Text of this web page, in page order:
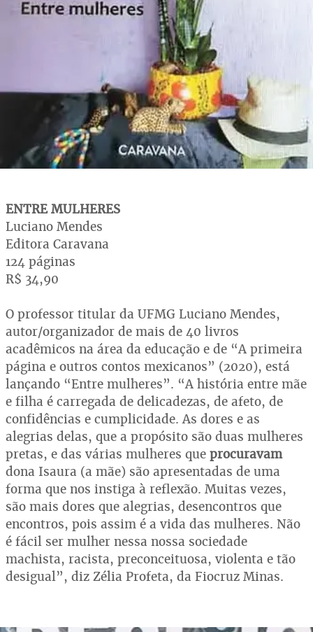
ENTRE MULHERES
Luciano Mendes
Editora Caravana
124 páginas
R$ 34,90
O professor titular da UFMG Luciano Mendes,
autor/organizador de mais de 40 livros
acadêmicos na área da educação e de “A primeira
página e outros contos mexicanos” (2020), está
lançando “Entre mulheres”. “A história entre mãe
e filha é carregada de delicadezas, de afeto, de
confidências e cumplicidade. As dores e as
alegrias delas, que a propósito são duas mulheres
pretas, e das várias mulheres que procuravam
dona Isaura (a mãe) são apresentadas de uma
forma que nos instiga à reflexão. Muitas vezes,
são mais dores que alegrias, desencontros que
encontros, pois assim é a vida das mulheres. Não
é fácil ser mulher nessa nossa sociedade
machista, racista, preconceituosa, violenta e tão
desigual”, diz Zélia Profeta, da Fiocruz Minas.